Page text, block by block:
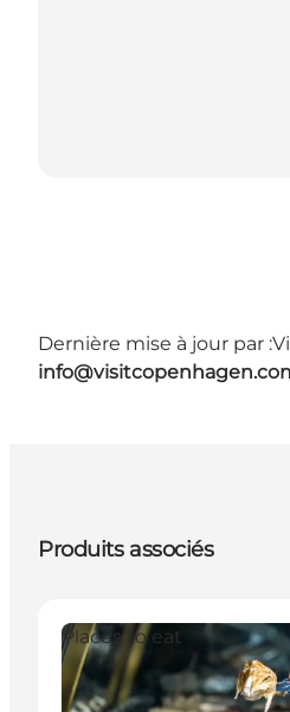
Dernière mise à jour par :
Produits associés
Places to eat